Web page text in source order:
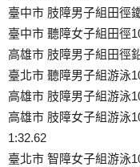
臺中市 肢障男子組田徑
臺中市 聽障女子組田徑
高雄市 肢障男子組田徑
臺北市 聽障男子組游泳
高雄市 肢障男子組游泳
高雄市 肢障女子組游泳
1:32.62
臺北市 智障女子組游泳